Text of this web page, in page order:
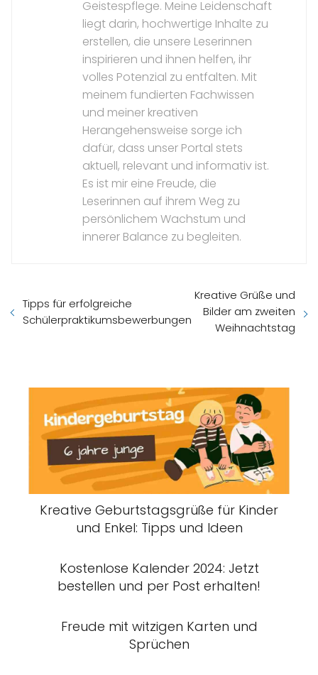
Geistespflege. Meine Leidenschaft
liegt darin, hochwertige Inhalte zu
erstellen, die unsere Leserinnen
inspirieren und ihnen helfen, ihr
volles Potenzial zu entfalten. Mit
meinem fundierten Fachwissen
und meiner kreativen
Herangehensweise sorge ich
dafür, dass unser Portal stets
aktuell, relevant und informativ ist.
Es ist mir eine Freude, die
Leserinnen auf ihrem Weg zu
persönlichem Wachstum und
innerer Balance zu begleiten.
Tipps für erfolgreiche
Schülerpraktikumsbewerbungen
Kreative Grüße und
Bilder am zweiten
Weihnachtstag
Kreative Geburtstagsgrüße für Kinder
und Enkel: Tipps und Ideen
Kostenlose Kalender 2024: Jetzt
bestellen und per Post erhalten!
Freude mit witzigen Karten und
Sprüchen